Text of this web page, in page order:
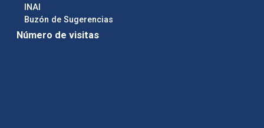
INAI
Buzón de Sugerencias
Número de visitas